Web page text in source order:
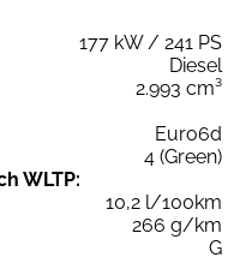
177 kW / 241 PS
Diesel
2.993 cm³
Euro6d
4 (Green)
WLTP:
10,2 l/100km
266 g/km
G